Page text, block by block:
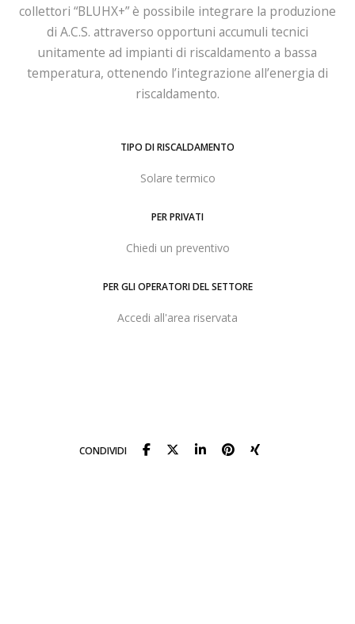
collettori “BLUHX+” è possibile integrare la produzione
di A.C.S. attraverso opportuni accumuli tecnici
unitamente ad impianti di riscaldamento a bassa
temperatura, ottenendo l’integrazione all’energia di
riscaldamento.
TIPO DI RISCALDAMENTO
Solare termico
PER PRIVATI
Chiedi un preventivo
PER GLI OPERATORI DEL SETTORE
Accedi all'area riservata
CONDIVIDI